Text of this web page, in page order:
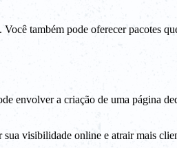
também pode oferecer pacotes
envolver a criação de uma página
visibilidade online e atrair mais